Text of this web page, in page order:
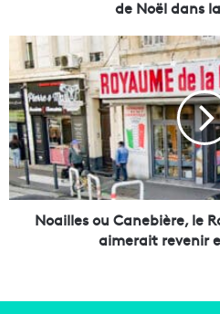
s
d
e
c
o
l
l
de Noël dans
o
a
i
l
l
e
s
o
Noailles ou Canebière, le
aimerait revenir